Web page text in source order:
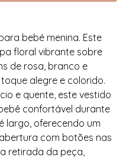
bebé menina. Este
floral vibrante sobre
de rosa, branco e
alegre e colorido.
e quente, este vestido
confortável durante
largo, oferecendo um
com botões nas
retirada da peça,